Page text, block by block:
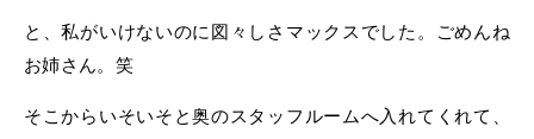
と、私がいけないのに図々しさマックスでした。ごめんね
お姉さん。笑
そこからいそいそと奥のスタッフルームへ入れてくれて、